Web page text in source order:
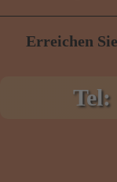
Erreichen
Tel: